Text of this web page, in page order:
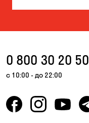
0 800 30 20 50
с 10:00 - до 22:00